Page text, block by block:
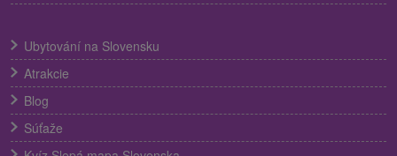
Ubytování na Slovensku
Atrakcie
Blog
Súťaže